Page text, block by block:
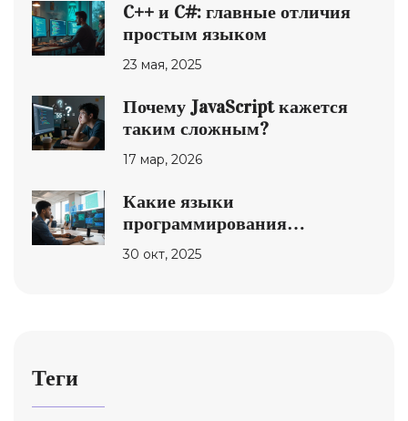
C++ и C#: главные отличия
простым языком
23 мая, 2025
Почему JavaScript кажется
таким сложным?
17 мар, 2026
Какие языки
программирования
востребованы в США в 2025
30 окт, 2025
Теги